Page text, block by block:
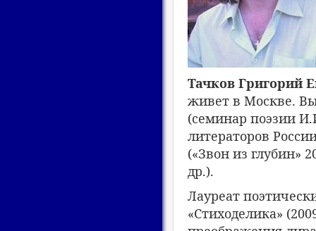
Тачков Григорий
живет в Москве.
(семинар поэзии
литераторов
(«Звон из глубин»
др.).
Лауреат
«Стиходелика»